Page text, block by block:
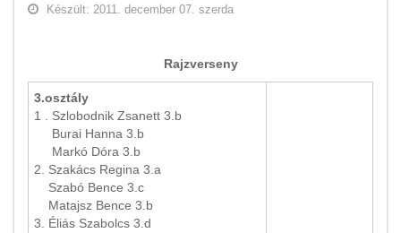
Készült: 2011. december 07. szerda
Rajzverseny
3.osztály
1 . Szlobodnik Zsanett 3.b
Burai Hanna 3.b
Markó Dóra 3.b
2. Szakács Regina 3.a
Szabó Bence 3.c
Matajsz Bence 3.b
3. Éliás Szabolcs 3.d